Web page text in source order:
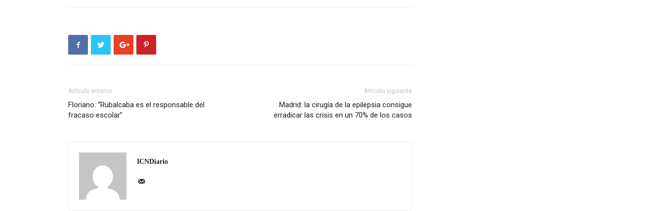
Artículo anterior
Floriano: “Rubalcaba es el responsable del
fracaso escolar”
Artículo siguiente
Madrid: la cirugía de la epilepsia consigue
erradicar las crisis en un 70% de los casos
ICNDiario